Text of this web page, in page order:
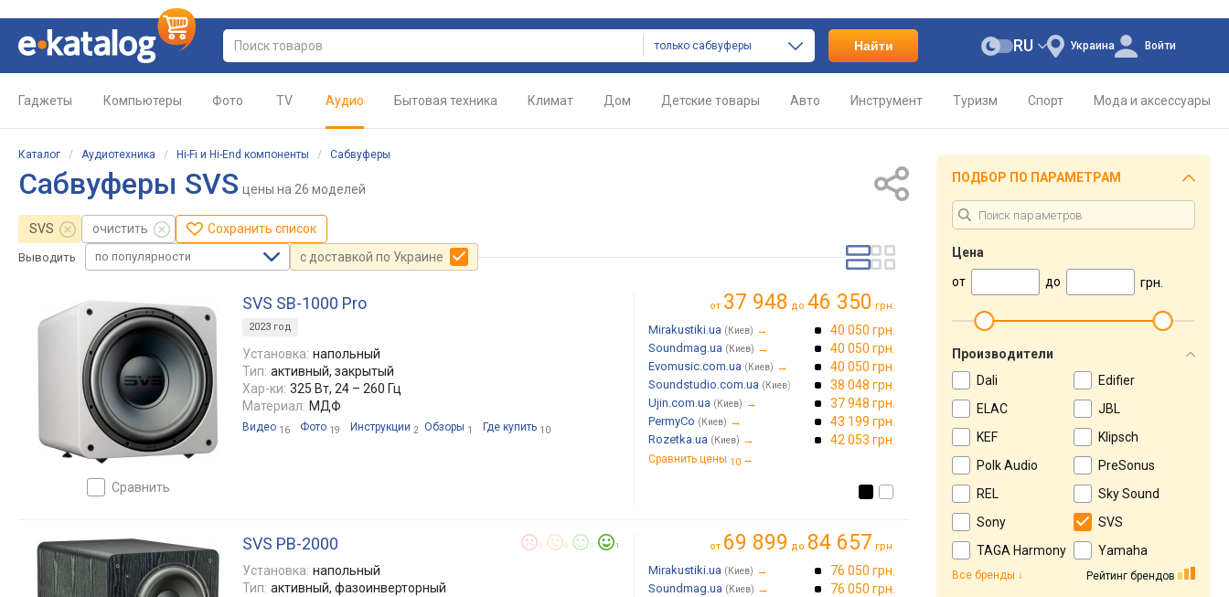
только сабвуферы Найти Украина
RU Войти
Гаджеты Компьютеры Фото TV Аудио Бытовая техника Климат Дом Детские товары Авто Инструмент Туризм Спорт Мода и аксессуары
Каталог / Аудиотехника / Hi-Fi и Hi-End компоненты / Сабвуферы
Сабвуферы SVS цены на 26 моделей
SVS очистить Сохранить список
Выводить по популярности с доставкой по Украине
сравнить
SVS SB-1000 Pro
2023 год
Установка: напольный
Тип: активный, закрытый
Хар-ки: 325 Вт, 24 – 260 Гц
Материал: МДФ
Видео 16 Фото 19 Инструкции 2 Обзоры 1 Где купить 10
от 37 948 до 46 350 грн.
Mirakustiki.ua (Киев) → 40 050 грн.
Soundmag.ua (Киев) → 40 050 грн.
Evomusic.com.ua (Киев) → 40 050 грн.
Soundstudio.com.ua (Киев) 38 048 грн.
Ujin.com.ua (Киев) → 37 948 грн.
PermyCo (Киев) → 43 199 грн.
Rozetka.ua (Киев) → 42 053 грн.
Сравнить цены 10 →
SVS PB-2000 1
Установка: напольный
Тип: активный, фазоинверторный
от 69 899 до 84 657 грн.
Mirakustiki.ua (Киев) → 76 050 грн.
Soundmag.ua (Киев) → 76 050 грн.
ПОДБОР ПО ПАРАМЕТРАМ
Цена
от
до грн.
Производители
Dali
Edifier
ELAC
JBL
KEF
Klipsch
Polk Audio
PreSonus
REL
Sky Sound
Sony
SVS
TAGA Harmony
Yamaha
Рейтинг брендов
Все бренды